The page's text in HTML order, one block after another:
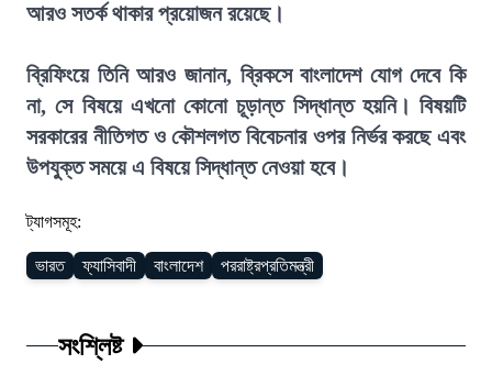
আরও সতর্ক থাকার প্রয়োজন রয়েছে।
ব্রিফিংয়ে তিনি আরও জানান, ব্রিকসে বাংলাদেশ যোগ দেবে কি
না, সে বিষয়ে এখনো কোনো চূড়ান্ত সিদ্ধান্ত হয়নি। বিষয়টি
সরকারের নীতিগত ও কৌশলগত বিবেচনার ওপর নির্ভর করছে এবং
উপযুক্ত সময়ে এ বিষয়ে সিদ্ধান্ত নেওয়া হবে।
ট্যাগসমূহ:
ভারত ফ্যাসিবাদী বাংলাদেশ পররাষ্ট্রপ্রতিমন্ত্রী
সংশ্লিষ্ট